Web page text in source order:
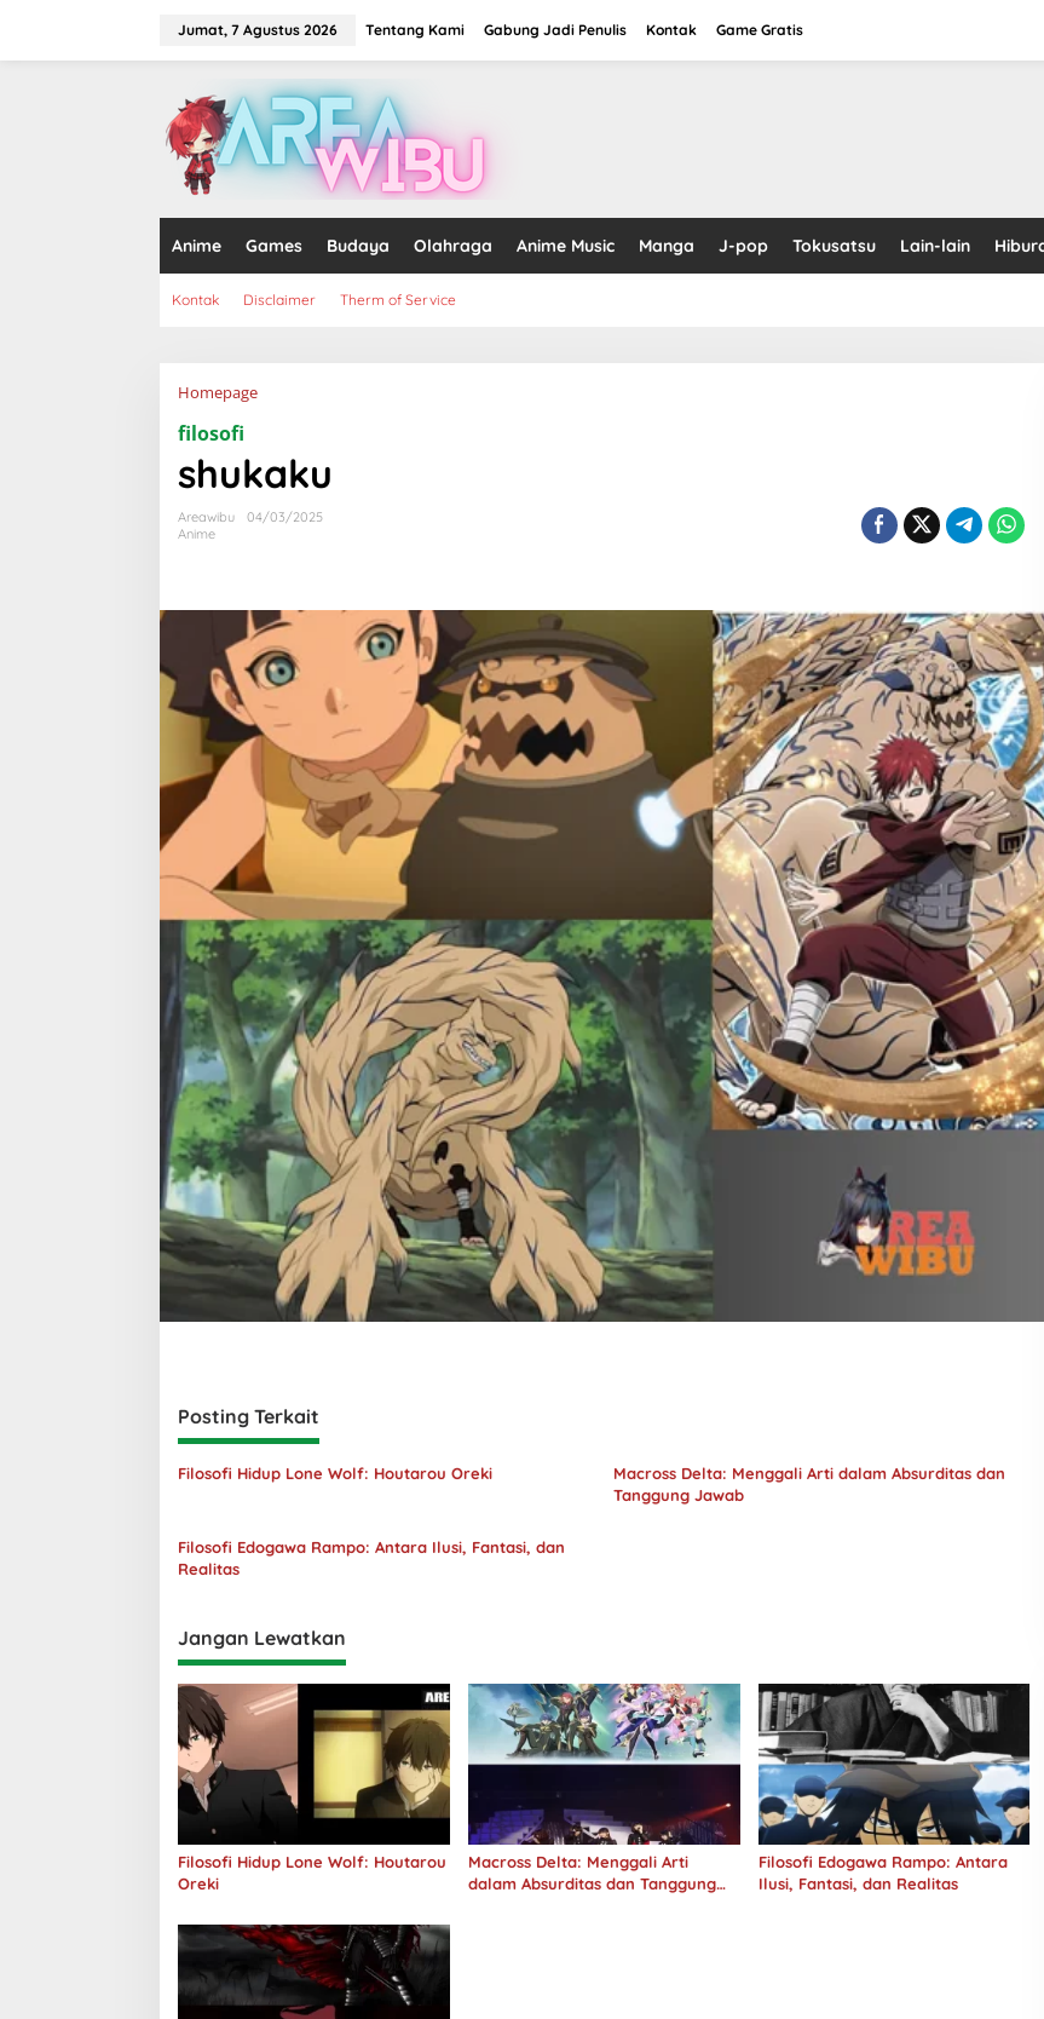
Jumat, 7 Agustus 2026 Tentang Kami Gabung Jadi Penulis Kontak Game Gratis
Anime Games Budaya Olahraga Anime Music Manga J-pop Tokusatsu Lain-lain
Kontak Disclaimer Therm of Service
HomepageLampiran
filosofi
shukaku
Areawibu
04/03/2025
Anime
Posting Terkait
Filosofi Hidup Lone Wolf: Houtarou Oreki
Macross Delta: Menggali Arti dalam Absurditas dan
Tanggung Jawab
Filosofi Edogawa Rampo: Antara Ilusi, Fantasi, dan
Realitas
Jangan Lewatkan
Filosofi Hidup Lone Wolf: Houtarou
Oreki
Macross Delta: Menggali Arti
dalam Absurditas dan Tanggung
Filosofi Edogawa Rampo: Antara
Ilusi, Fantasi, dan Realitas